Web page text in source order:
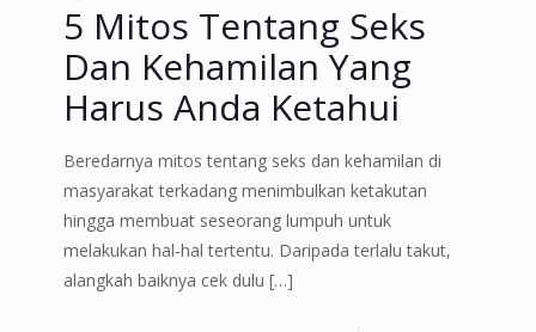
5 Mitos Tentang Seks
Dan Kehamilan Yang
Harus Anda Ketahui
Beredarnya mitos tentang seks dan kehamilan di
masyarakat terkadang menimbulkan ketakutan
hingga membuat seseorang lumpuh untuk
melakukan hal-hal tertentu. Daripada terlalu takut,
alangkah baiknya cek dulu […]